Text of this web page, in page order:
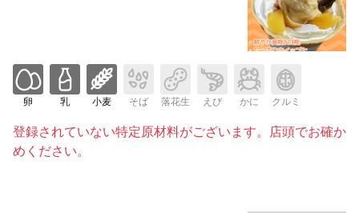
卵 乳 小麦 そば 落花生 えび かに クルミ
登録されていない特定原材料がございます。店頭でお確か
めください。